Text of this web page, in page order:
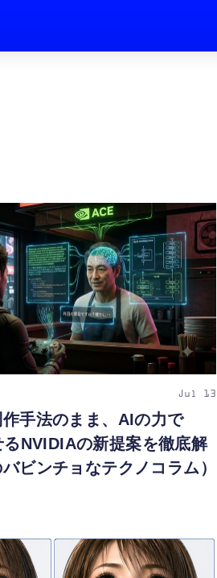
Jul 13
手法のまま、AIの力で
NVIDIAの新提案を徹底解
ビンチョなテクノコラム）